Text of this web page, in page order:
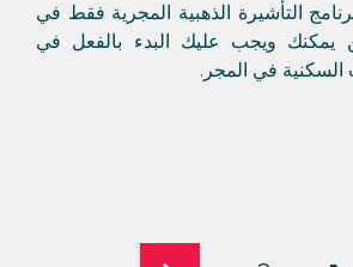
التأشيرة الذهبية المجرية فقط في
ولكن يمكنك ويجب عليك البدء بالفعل في
السكنية في المجر.